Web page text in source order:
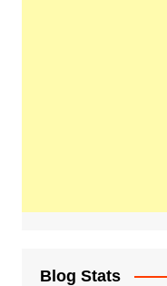
Blog Stats